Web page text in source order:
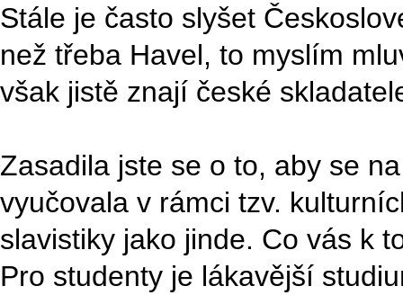
Stále je často slyšet
než třeba Havel, to myslím
však jistě znají české
Zasadila jste se o to, aby se
vyučovala v rámci tzv.
slavistiky jako jinde. Co vás k
Pro studenty je lákavější